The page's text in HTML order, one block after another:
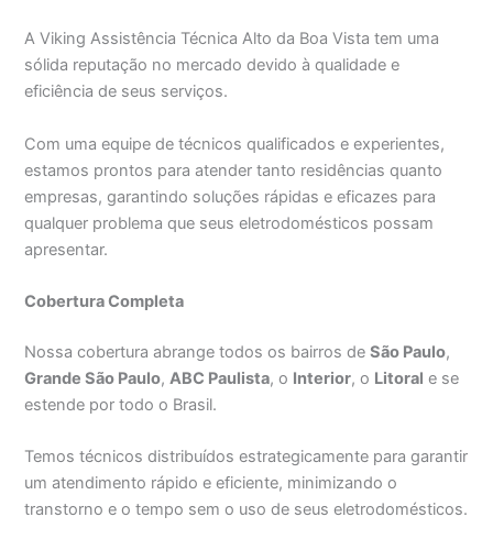
A Viking Assistência Técnica Alto da Boa Vista tem uma
sólida reputação no mercado devido à qualidade e
eficiência de seus serviços.
Com uma equipe de técnicos qualificados e experientes,
estamos prontos para atender tanto residências quanto
empresas, garantindo soluções rápidas e eficazes para
qualquer problema que seus eletrodomésticos possam
apresentar.
Cobertura Completa
Nossa cobertura abrange todos os bairros deSão Paulo,
Grande São Paulo,ABC Paulista, o Interior, o Litoral e se
estende por todo o Brasil.
Temos técnicos distribuídos estrategicamente para garantir
um atendimento rápido e eficiente, minimizando o
transtorno e o tempo sem o uso de seus eletrodomésticos.